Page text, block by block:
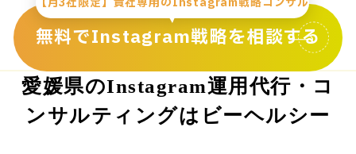
無料でInstagram戦略を相談する
愛媛県のInstagram運用代行・コ
ンサルティングはビーヘルシー